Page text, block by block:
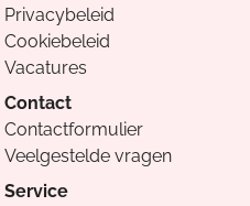
Privacybeleid
Cookiebeleid
Vacatures
Contact
Contactformulier
Veelgestelde vragen
Service